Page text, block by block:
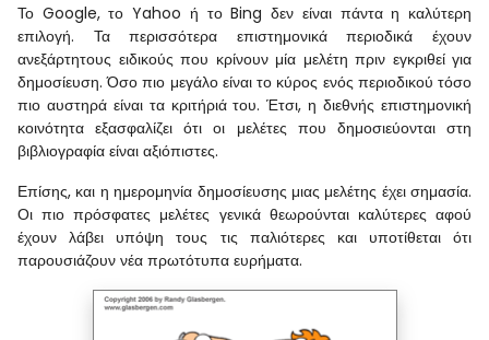
Το Google, το Yahoo ή το Bing δεν είναι πάντα η καλύτερη
επιλογή. Τα περισσότερα επιστημονικά περιοδικά έχουν
ανεξάρτητους ειδικούς που κρίνουν μία μελέτη πριν εγκριθεί για
δημοσίευση. Όσο πιο μεγάλο είναι το κύρος ενός περιοδικού τόσο
πιο αυστηρά είναι τα κριτήριά του. Έτσι, η διεθνής επιστημονική
κοινότητα εξασφαλίζει ότι οι μελέτες που δημοσιεύονται στη
βιβλιογραφία είναι αξιόπιστες.
Επίσης, και η ημερομηνία δημοσίευσης μιας μελέτης έχει σημασία.
Οι πιο πρόσφατες μελέτες γενικά θεωρούνται καλύτερες αφού
έχουν λάβει υπόψη τους τις παλιότερες και υποτίθεται ότι
παρουσιάζουν νέα πρωτότυπα ευρήματα.